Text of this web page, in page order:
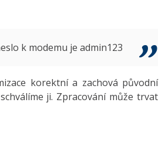
specialista
-41%
(AI) -10%
k modemu je admin123
korektní a zachová původní
ji. Zpracování může trvat